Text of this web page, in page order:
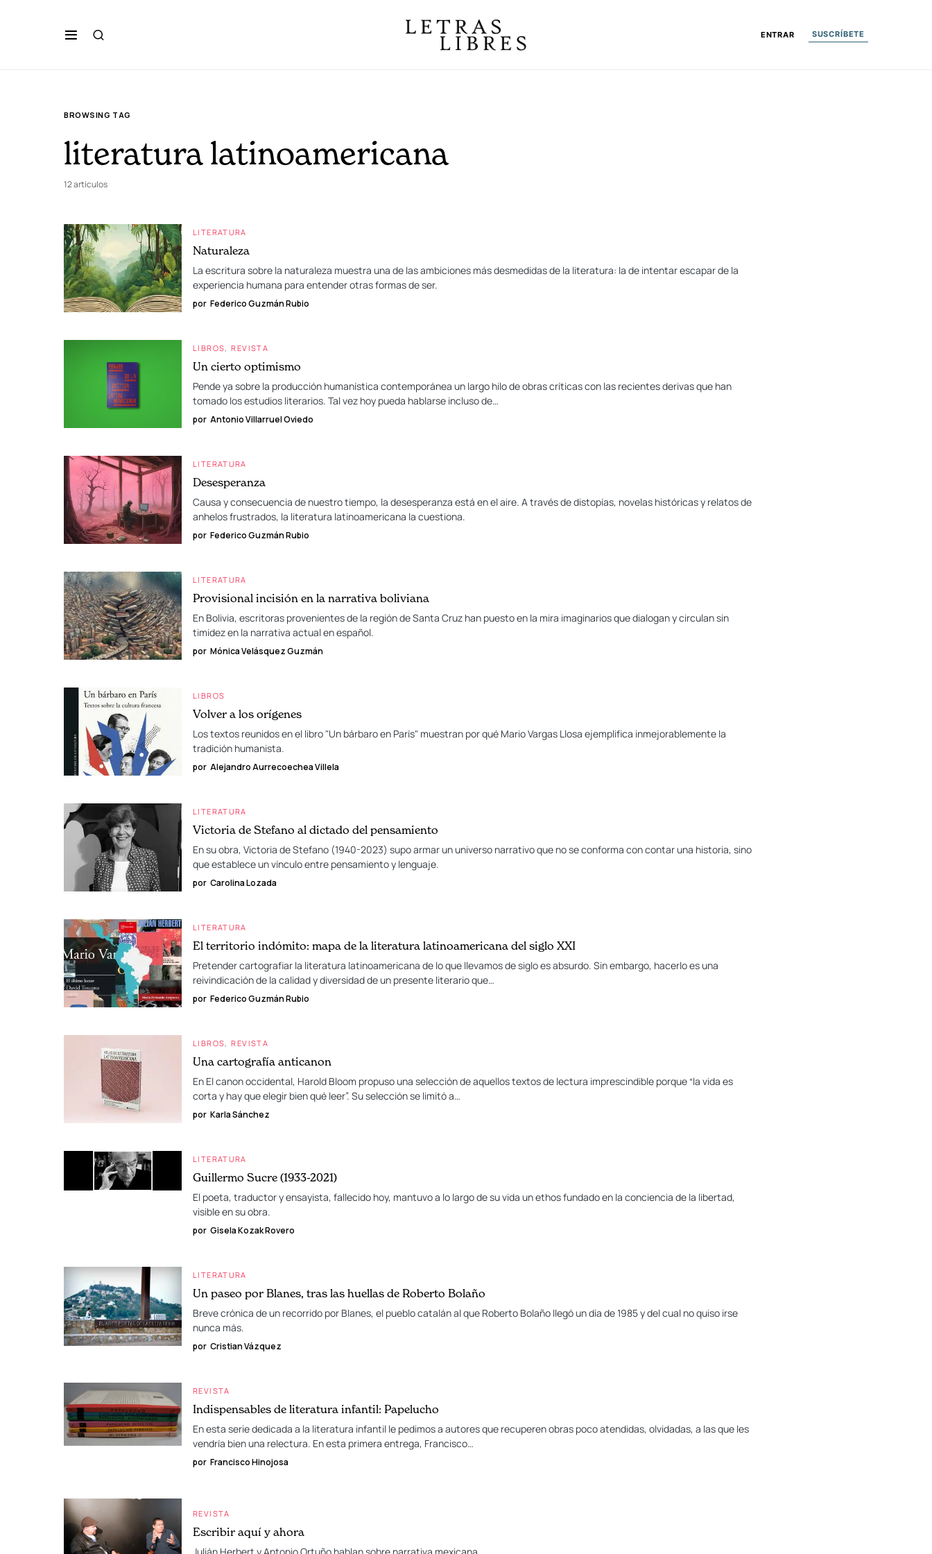
ENTRAR SUSCRÍBETE
BROWSING TAG
literatura latinoamericana
12 artículos
LITERATURA
Naturaleza
La escritura sobre la naturaleza muestra una de las ambiciones más desmedidas de la literatura: la de intentar escapar de la
experiencia humana para entender otras formas de ser.
por Federico Guzmán Rubio
LIBROS REVISTA
Un cierto optimismo
Pende ya sobre la producción humanística contemporánea un largo hilo de obras críticas con las recientes derivas que han
tomado los estudios literarios. Tal vez hoy pueda hablarse incluso de…
por Antonio Villarruel Oviedo
LITERATURA
Desesperanza
Causa y consecuencia de nuestro tiempo, la desesperanza está en el aire. A través de distopías, novelas históricas y relatos de
anhelos frustrados, la literatura latinoamericana la cuestiona.
por Federico Guzmán Rubio
LITERATURA
Provisional incisión en la narrativa boliviana
En Bolivia, escritoras provenientes de la región de Santa Cruz han puesto en la mira imaginarios que dialogan y circulan sin
timidez en la narrativa actual en español.
por Mónica Velásquez Guzmán
LIBROS
Volver a los orígenes
Los textos reunidos en el libro "Un bárbaro en París" muestran por qué Mario Vargas Llosa ejemplifica inmejorablemente la
tradición humanista.
por Alejandro Aurrecoechea Villela
LITERATURA
Victoria de Stefano al dictado del pensamiento
En su obra, Victoria de Stefano (1940-2023) supo armar un universo narrativo que no se conforma con contar una historia, sino
que establece un vínculo entre pensamiento y lenguaje.
por Carolina Lozada
LITERATURA
El territorio indómito: mapa de la literatura latinoamericana del siglo XXI
Pretender cartografiar la literatura latinoamericana de lo que llevamos de siglo es absurdo. Sin embargo, hacerlo es una
reivindicación de la calidad y diversidad de un presente literario que…
por Federico Guzmán Rubio
LIBROS REVISTA
Una cartografía anticanon
En El canon occidental, Harold Bloom propuso una selección de aquellos textos de lectura imprescindible porque “la vida es
corta y hay que elegir bien qué leer”. Su selección se limitó a…
por Karla Sánchez
LITERATURA
Guillermo Sucre (1933-2021)
El poeta, traductor y ensayista, fallecido hoy, mantuvo a lo largo de su vida un ethos fundado en la conciencia de la libertad,
visible en su obra.
por Gisela Kozak Rovero
LITERATURA
Un paseo por Blanes, tras las huellas de Roberto Bolaño
Breve crónica de un recorrido por Blanes, el pueblo catalán al que Roberto Bolaño llegó un día de 1985 y del cual no quiso irse
nunca más.
por Cristian Vázquez
REVISTA
Indispensables de literatura infantil: Papelucho
En esta serie dedicada a la literatura infantil le pedimos a autores que recuperen obras poco atendidas, olvidadas, a las que les
vendría bien una relectura. En esta primera entrega, Francisco…
por Francisco Hinojosa
REVISTA
Escribir aquí y ahora